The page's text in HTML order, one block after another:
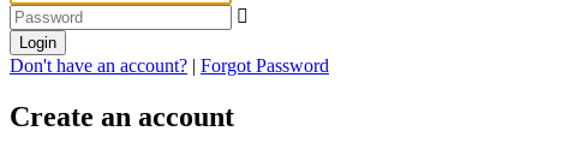
Login
Don't have an account? | Forgot Password
Create an account